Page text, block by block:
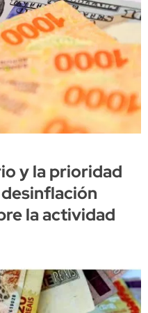
y la prioridad
la actividad